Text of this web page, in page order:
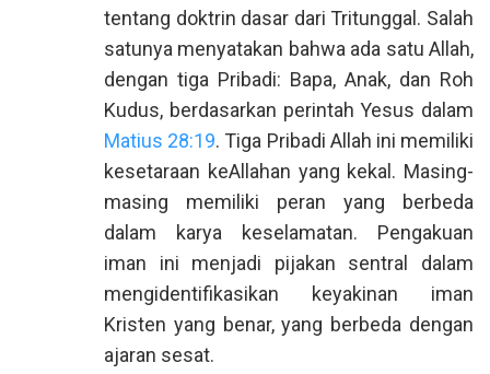
tentang doktrin dasar dari Tritunggal. Salah
satunya menyatakan bahwa ada satu Allah,
dengan tiga Pribadi: Bapa, Anak, dan Roh
Kudus, berdasarkan perintah Yesus dalam
Matius 28:19. Tiga Pribadi Allah ini memiliki
kesetaraan keAllahan yang kekal. Masing-
masing memiliki peran yang berbeda
dalam karya keselamatan. Pengakuan
iman ini menjadi pijakan sentral dalam
mengidentifikasikan keyakinan iman
Kristen yang benar, yang berbeda dengan
ajaran sesat.